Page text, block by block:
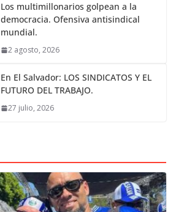
Los multimillonarios golpean a la
democracia. Ofensiva antisindical
mundial.
2 agosto, 2026
En El Salvador: LOS SINDICATOS Y EL
FUTURO DEL TRABAJO.
27 julio, 2026